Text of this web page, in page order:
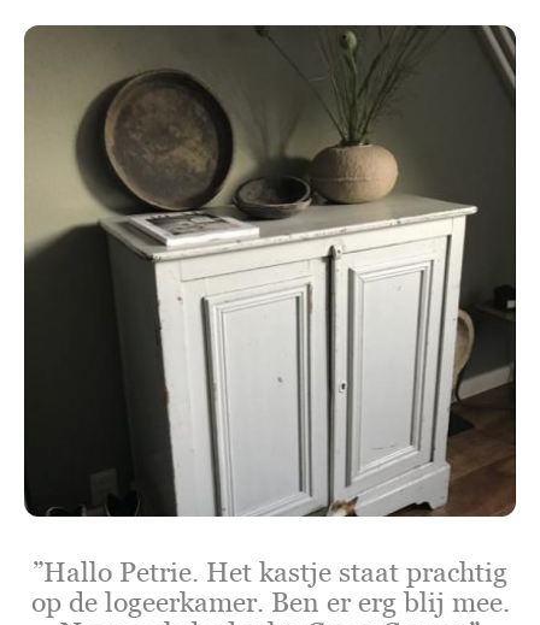
”Hallo Petrie. Het kastje staat prachtig
op de logeerkamer. Ben er erg blij mee.